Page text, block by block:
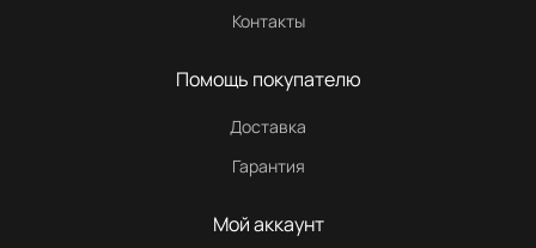
Контакты
Помощь покупателю
Доставка
Гарантия
Мой аккаунт